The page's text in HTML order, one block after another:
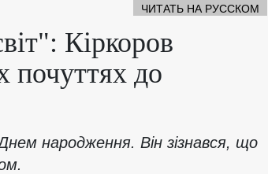
ЧИТАТЬ НА РУССКОМ
Кіркоров
почуттях до
народження. Він зізнався, що